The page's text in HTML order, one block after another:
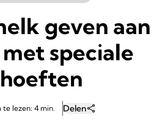
geven aan
speciale
te lezen: 4 min. Delen